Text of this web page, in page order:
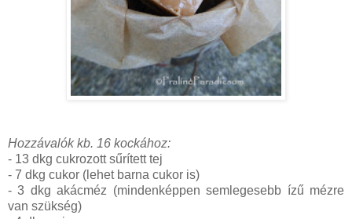
Hozzávalók kb. 16 kockához:
- 13 dkg cukrozott sűrített tej
- 7 dkg cukor (lehet barna cukor is)
- 3 dkg akácméz (mindenképpen semlegesebb ízű mézre
van szükség)